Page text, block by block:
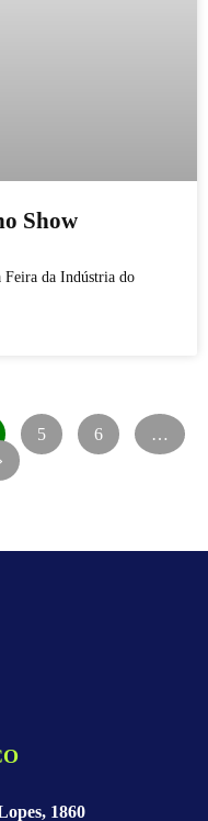
Show
Feira da Indústria do
5 6
…
1860